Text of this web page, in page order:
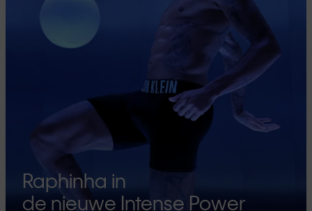
Raphinha in
de nieuwe Intense Power